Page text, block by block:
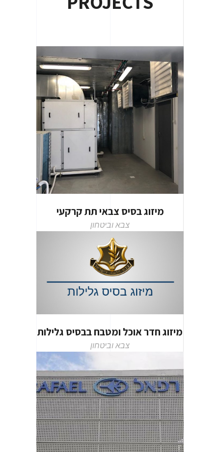
מיזוג בסיס צבאי תת קרקעי
צבא וביטחון
מיזוג חדר אוכל ומטבח בבסיס גלילות
צבא וביטחון